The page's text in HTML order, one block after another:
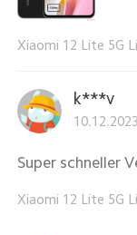
Xiaomi 12 Lite 5G
k***v
Super schneller
Xiaomi 12 Lite 5G